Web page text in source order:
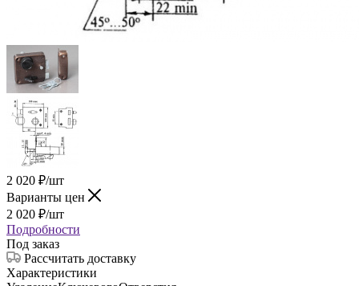
2 020 ₽/шт
Варианты цен
2 020 ₽/шт
Подробности
Под заказ
Рассчитать доставку
Характеристики